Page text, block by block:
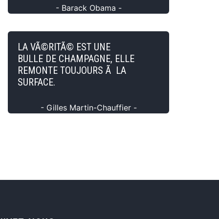
- Barack Obama -
LA VÃ©RITÃ© EST UNE
BULLE DE CHAMPAGNE, ELLE
REMONTE TOUJOURS Ã LA
SURFACE.
- Gilles Martin-Chauffier -